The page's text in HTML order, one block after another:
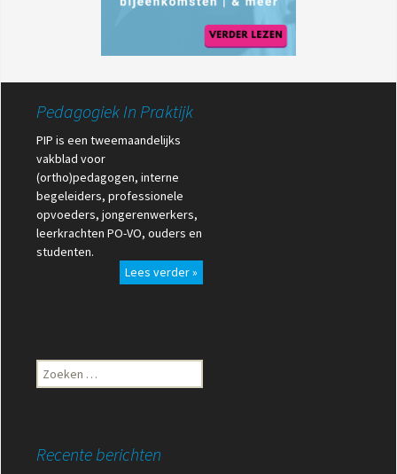
Pedagogiek In Praktijk
PIP is een tweemaandelijks
vakblad voor
(ortho)pedagogen, interne
begeleiders, professionele
opvoeders, jongerenwerkers,
leerkrachten PO-VO, ouders en
studenten.
Lees verder »
Zoeken
naar:
Recente berichten